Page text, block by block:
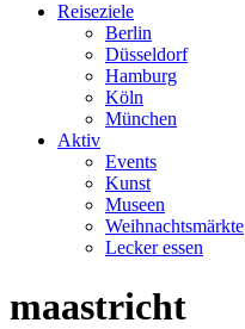
Reiseziele
Berlin
Düsseldorf
Hamburg
Köln
München
Aktiv
Events
Kunst
Museen
Weihnachtsmärkte
Lecker essen
maastricht